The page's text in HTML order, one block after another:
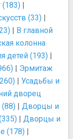
(183) |
(33) |
| В главной
колонна
детей (193) |
| Эрмитаж
| Усадьбы и
дворец
| Дворцы и
| Дворцы и
(178) |